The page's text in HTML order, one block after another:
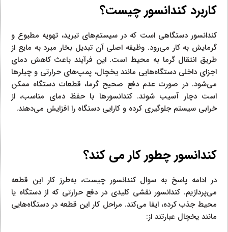
کاربرد کندانسور چیست؟
کندانسور دستگاهی است که در سیستم‌های تبرید، تهویه مطبوع و
گرمایش به کار می‌رود. وظیفه اصلی آن تبدیل بخار مبرد به مایع از
طریق انتقال گرما به محیط است. این فرآیند باعث کاهش دمای
اجزای داخلی دستگاه‌هایی مانند یخچال، پمپ‌های حرارتی و چیلرها
می‌شود. در صورت عدم دفع صحیح گرما، قطعات دستگاه ممکن
است دچار آسیب شوند. کندانسورها با حفظ دمای مناسب، از
خرابی سیستم جلوگیری کرده و کارایی دستگاه را افزایش می‌دهند.
کندانسور چطور کار می کند؟
در ادامه پاسخ به سوال کندانسور چیست، به‌طرز کار این قطعه
می‌پردازیم. کندانسور نقشی کلیدی در دفع حرارتی که از دستگاه یا
محیط جذب کرده، ایفا می‌کند. مراحل کار این قطعه در دستگاه‌هایی
مانند یخچال عبارتند از: